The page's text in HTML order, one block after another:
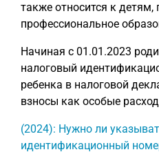
также относится к
профессиональное
Начиная с 01.01.2023
налоговый
ребенка в налоговой
взносы как особые
(2024): Нужно ли
идентификационный